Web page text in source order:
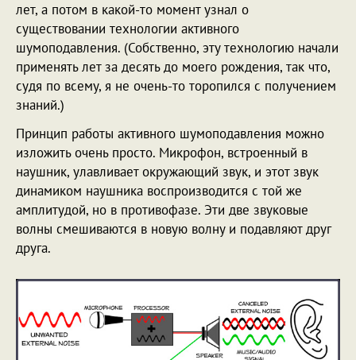
лет, а потом в какой-то момент узнал о
существовании технологии активного
шумоподавления. (Собственно, эту технологию начали
применять лет за десять до моего рождения, так что,
судя по всему, я не очень-то торопился с получением
знаний.)
Принцип работы активного шумоподавления можно
изложить очень просто. Микрофон, встроенный в
наушник, улавливает окружающий звук, и этот звук
динамиком наушника воспроизводится с той же
амплитудой, но в противофазе. Эти две звуковые
волны смешиваются в новую волну и подавляют друг
друга.